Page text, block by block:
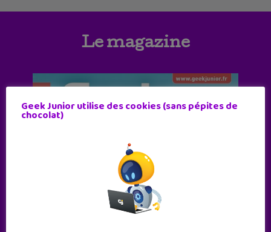
Le magazine
Geek Junior utilise des cookies (sans pépites de
chocolat)